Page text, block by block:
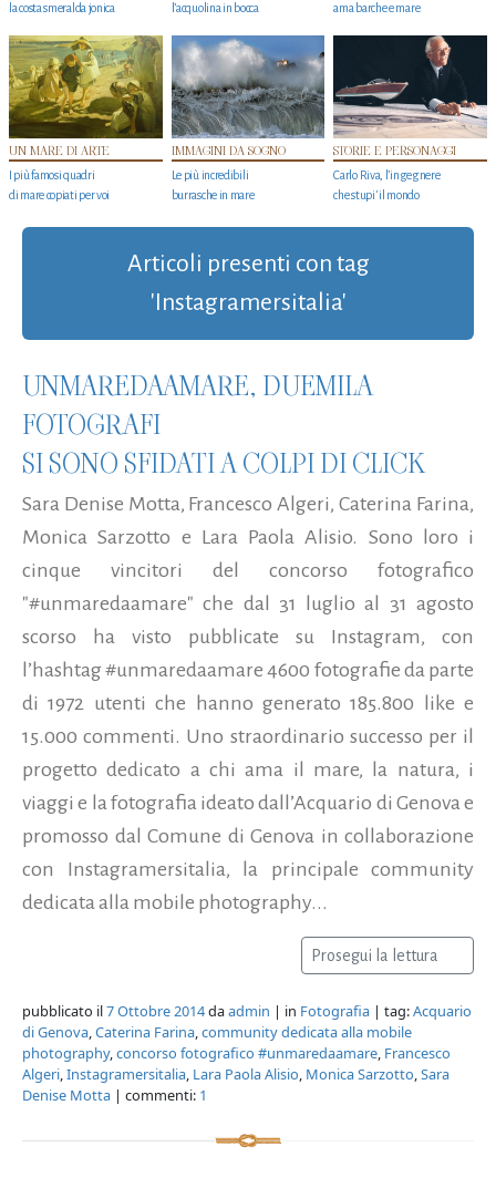
la costa smeralda jonica
l’acquolina in bocca
ama barche e mare
UN MARE DI ARTE
I più famosi quadri
di mare copiati per voi
IMMAGINI DA SOGNO
Le più incredibili
burrasche in mare
STORIE E PERSONAGGI
Carlo Riva, l’ingegnere
che stupi' il mondo
Articoli presenti con tag
'Instagramersitalia'
UNMAREDAAMARE, DUEMILA
FOTOGRAFI
SI SONO SFIDATI A COLPI DI CLICK
Sara Denise Motta, Francesco Algeri, Caterina Farina,
Monica Sarzotto e Lara Paola Alisio. Sono loro i
cinque vincitori del concorso fotografico
"#unmaredaamare" che dal 31 luglio al 31 agosto
scorso ha visto pubblicate su Instagram, con
l’hashtag #unmaredaamare 4600 fotografie da parte
di 1972 utenti che hanno generato 185.800 like e
15.000 commenti. Uno straordinario successo per il
progetto dedicato a chi ama il mare, la natura, i
viaggi e la fotografia ideato dall’Acquario di Genova e
promosso dal Comune di Genova in collaborazione
con Instagramersitalia, la principale community
dedicata alla mobile photography...
Prosegui la lettura
pubblicato il7 Ottobre 2014daadmin | in Fotografia | tag:Acquario
di Genova,Caterina Farina,community dedicata alla mobile
photography,concorso fotografico #unmaredaamare, Francesco
Algeri,Instagramersitalia, Lara Paola Alisio, Monica Sarzotto,Sara
Denise Motta | commenti: 1